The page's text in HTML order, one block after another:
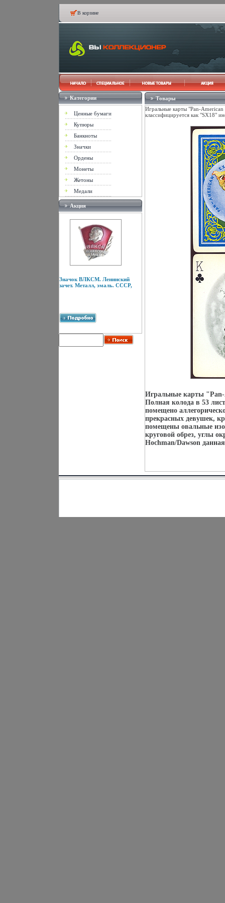
В корзине
Категории
Ценные бумаги
Купюры
Банкноты
Значки
Ордены
Монеты
Жетоны
Медали
Акция
Значок ВЛКСМ. Ленинский
зачет. Металл, эмаль. СССР,
Товары
Игральные карты "Pan-
классифицируется как "SX18"
Игральные карты
Полная колода в 53
помещено
прекрасных девушек,
помещены овальные
круговой обрез, углы
Hochman/Dawson